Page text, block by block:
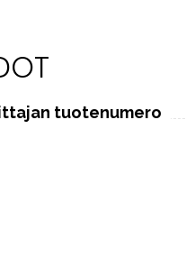
tuotenumero